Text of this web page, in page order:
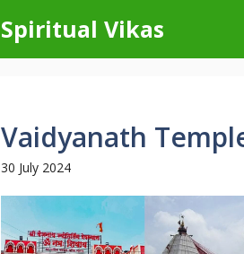
Spiritual Vikas
Vaidyanath
30 July 2024